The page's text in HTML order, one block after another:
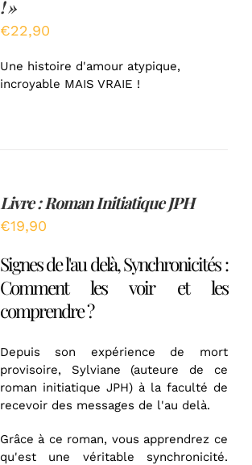
! »
€22,90
Une histoire d'amour atypique,
incroyable MAIS VRAIE !
Livre : Roman Initiatique JPH
€19,90
Signes de l'au delà, Synchronicités :
Comment les voir et les
comprendre ?
Depuis son expérience de mort
provisoire, Sylviane (auteure de ce
roman initiatique JPH) à la faculté de
recevoir des messages de l'au delà.
Grâce à ce roman, vous apprendrez ce
qu'est une véritable synchronicité.